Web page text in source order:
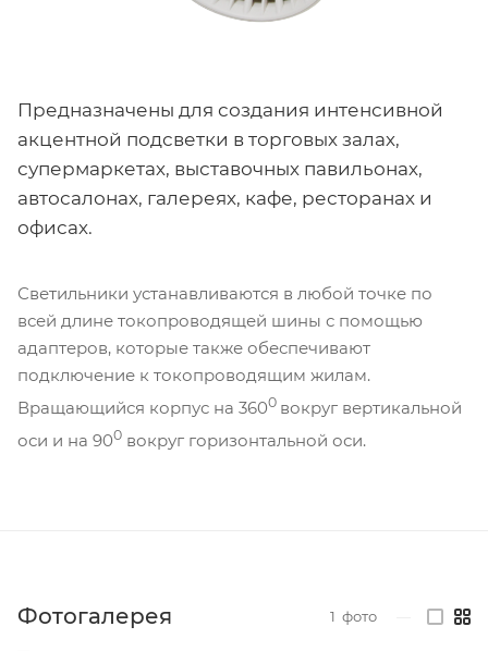
Предназначены для создания интенсивной
акцентной подсветки в торговых залах,
супермаркетах, выставочных павильонах,
автосалонах, галереях, кафе, ресторанах и
офисах.
Светильники устанавливаются в любой точке по
всей длине токопроводящей шины с помощью
адаптеров, которые также обеспечивают
подключение к токопроводящим жилам.
Вращающийся корпус на 3600 вокруг вертикальной
оси и на 900 вокруг горизонтальной оси.
Фотогалерея 1 фото